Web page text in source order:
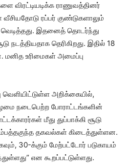
விரட்டியடிக்க ராணுவத்தினர்
ரப்பர் குண்டுகளாலும்
வெடித்தது. இதனைத் தொடர்ந்து
நடத்தியதாக தெரிகிறது.‌ இதில் 18
மனித உரிமைகள் அமைப்பு
வெளியிட்டுள்ள அறிக்கையில்,
நடைபெற்ற போராட்டங்களின்
மீது துப்பாக்கி சூடு
தகவல்கள் கிடைத்துள்ளன.
30-க்கும் மேற்பட்டோர் படுகாயம்
என கூறப்பட்டுள்ளது.‌